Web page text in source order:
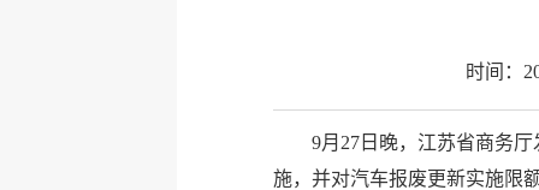
时间：
9月27日晚， 江苏省商务厅
施， 并对汽车报废更新实施限